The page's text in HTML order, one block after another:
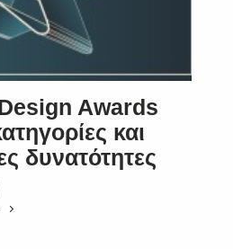
Awards
και
δυνατότητες